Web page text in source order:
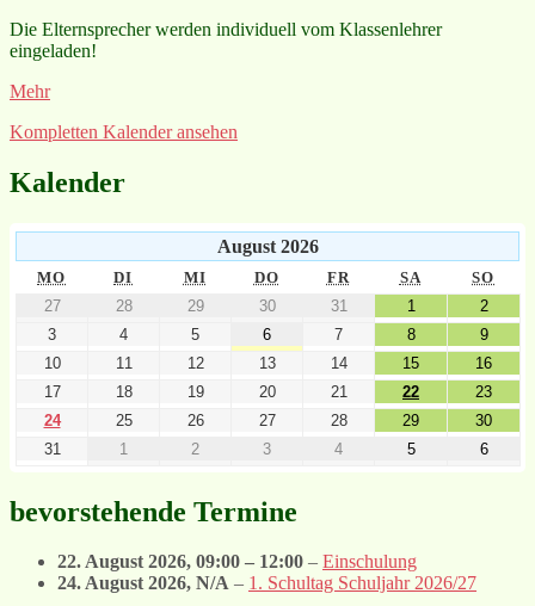
Die Elternsprecher werden individuell vom Klassenlehrer
eingeladen!
Mehr
Kompletten Kalender ansehen
Kalender
August 2026
MO DI MI DO FR SA SO
27 28 29 30 31 1
2
3
4 5 6 7 8
9
10
11 12 13 14 15
16
17
18 19 20 21 22
23
24
25 26 27 28 29
30
31
1 2 3 4 5 6
bevorstehende Termine
22. August 2026, 09:00 – 12:00 – Einschulung
24. August 2026, N/A – 1. Schultag Schuljahr 2026/27